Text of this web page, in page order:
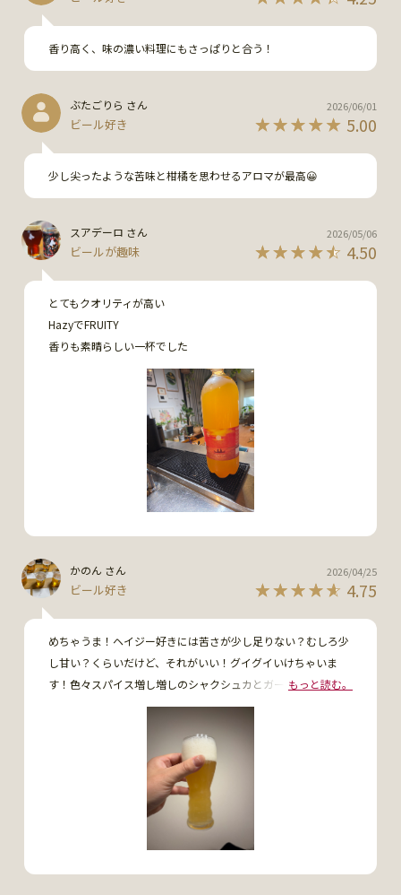
香り高く、味の濃い料理にもさっぱりと合う！
ぶたごりら さん
ビール好き 5.00
2026/06/01
少し尖ったような苦味と柑橘を思わせるアロマが最高😀
スアデーロ さん
ビールが趣味 4.50
2026/05/06
とてもクオリティが高い
HazyでFRUITY
香りも素晴らしい一杯でした
かのん さん
ビール好き 4.75
2026/04/25
めちゃうま！ヘイジー好きには苦さが少し足りない？むしろ少
し甘い？くらいだけど、それがいい！グイグイいけちゃいま
す！色々スパイス増し増しのシャクシュカとガーリックトース
トと共に、美味しくいただきました😋
もっと読む。